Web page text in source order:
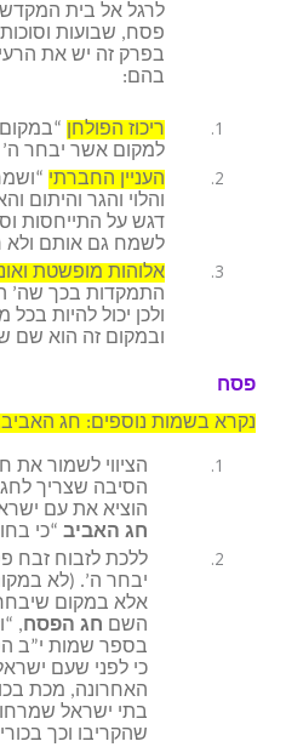
לרגל אל בית
פסח, שבועות
בפרק זה יש את
בהם:
ריכוז הפולחן
למקום אשר יבחר ה’
העניין החברתי
והלוי והגר והיתום
דגש על התייחסות
לשמח גם אותם ולא
אלוהות מופשטת
התמקדות בכך שה’
ולכן יכול להיות
ובמקום זה הוא שם
פסח
נקרא בשמות נוספים: חג
הציווי לשמור את
הסיבה שצריך
הוציא את עם
חג האביב “כי
ללכת לזבוח זבח
יבחר ה’. (לא
אלא במקום
השם חג הפסח,
בספר שמות י”ב
כי לפני שעם
האחרונה, מכת
בתי ישראל
שהקריבו וכך